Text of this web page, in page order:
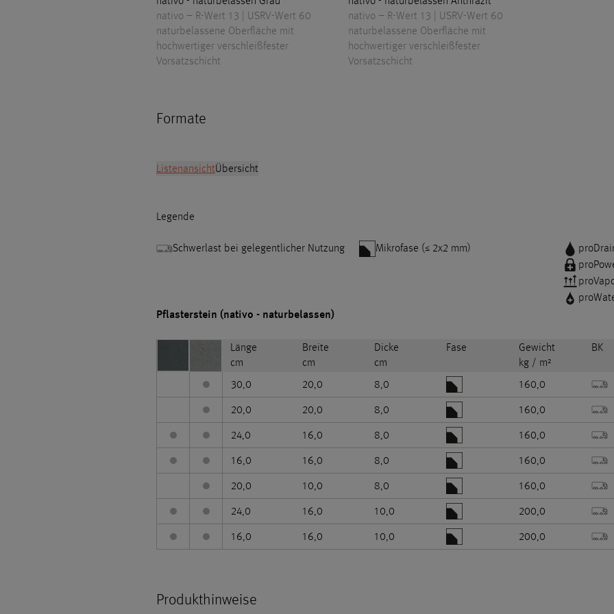
nativo – R-Wert 13 | USRV-Wert 60
naturbelassene Oberfläche mit
hochwertiger verschleißfester
Vorsatzschicht
nativo – R-Wert 13 | USRV-Wert 60
naturbelassene Oberfläche mit
hochwertiger verschleißfester
Vorsatzschicht
Formate
ListenansichtÜbersicht
Legende
Schwerlast bei gelegentlicher Nutzung Mikrofase (≤ 2x2 mm)
Pflasterstein (nativo - naturbelassen)
Länge
cm
Breite
cm
Dicke
cm
Fase
Gewicht
kg / m²
BK
30,0 20,0 8,0
160,0
20,0
20,0 8,0
160,0
24,0
16,0 8,0
160,0
16,0
16,0 8,0
160,0
20,0
10,0 8,0
160,0
24,0
16,0 10,0
200,0
16,0
16,0 10,0 200,0
Produkthinweise